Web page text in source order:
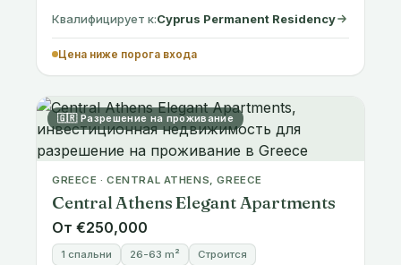
Цена ниже порога входа
GREECE · CENTRAL ATHENS, GREECE
От €250,000
1 спальни 26-63 m²
Квалифицирует к:Greece Golden Visa